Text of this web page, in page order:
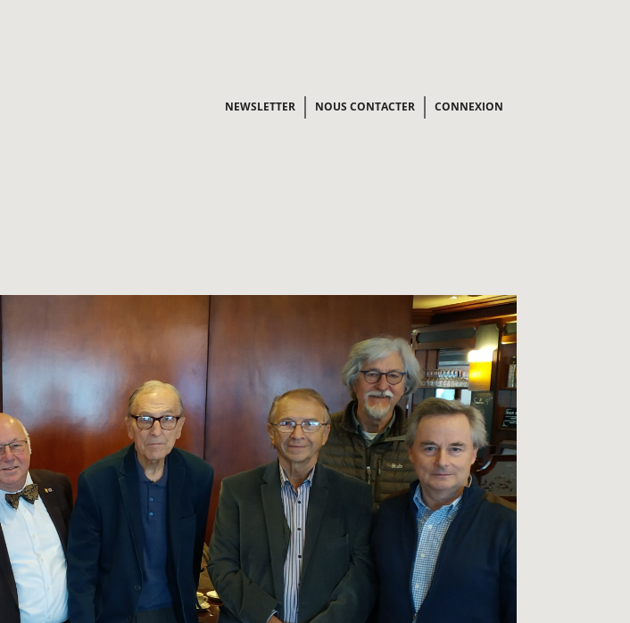
NEWSLETTER NOUS CONTACTER CONNEXION